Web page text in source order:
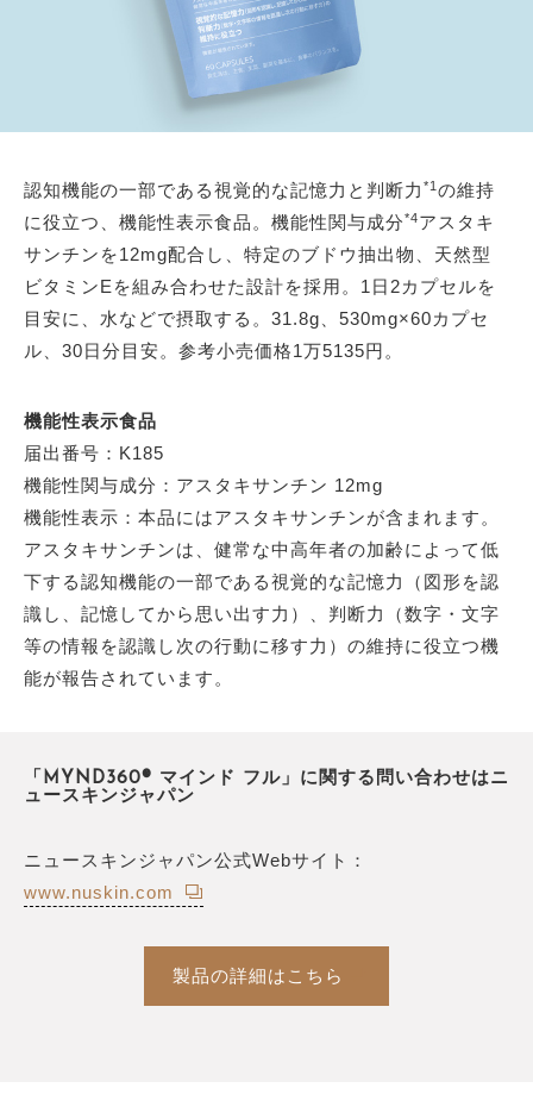
認知機能の一部である視覚的な記憶力と判断力 *1 の維持
に役立つ、機能性表示食品。機能性関与成分*4アスタキ
サンチンを12mg配合し、特定のブドウ抽出物、天然型
ビタミンEを組み合わせた設計を採用。1日2カプセルを
目安に、水などで摂取する。31.8g、530mg×60カプセ
ル、30日分目安。参考小売価格1万5135円。
機能性表示食品
届出番号：K185
機能性関与成分：アスタキサンチン 12mg
機能性表示：本品にはアスタキサンチンが含まれます。
アスタキサンチンは、健常な中高年者の加齢によって低
下する認知機能の一部である視覚的な記憶力（図形を認
識し、記憶してから思い出す力）、判断力（数字・文字
等の情報を認識し次の行動に移す力）の維持に役立つ機
能が報告されています。
「MYND360® マインド フル」に関する問い合わせはニ
ュースキンジャパン
ニュースキンジャパン公式Webサイト：
www.nuskin.com
製品の詳細はこちら